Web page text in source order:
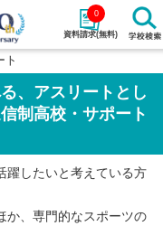
資料請求(無料)
0
検索
特徴から探す
ト
、アスリートとし
制高校・サポート
躍したいと考えている方
か、専門的なスポーツの